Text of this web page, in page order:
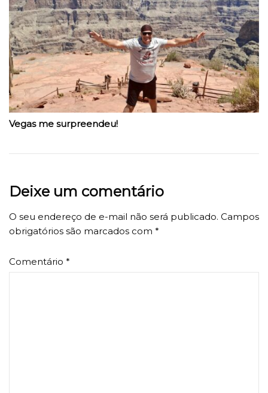
Vegas me surpreendeu!
Deixe um comentário
O seu endereço de e-mail não será publicado. Campos
obrigatórios são marcados com *
Comentário *